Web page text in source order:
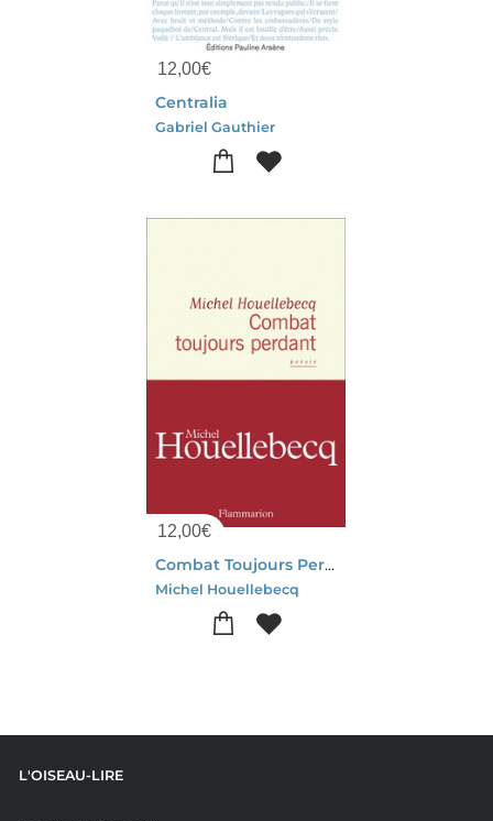
12,00€
Centralia
Gabriel Gauthier
12,00€
Combat Toujours Perdant
Michel Houellebecq
L'OISEAU-LIRE